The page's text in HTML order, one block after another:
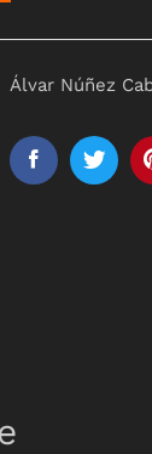
Álvar Núñez